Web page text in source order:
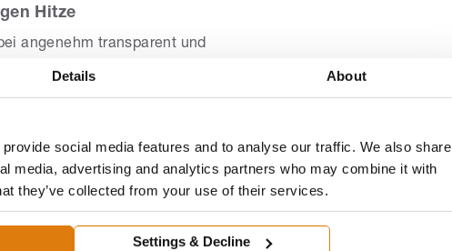
Details About
social media features and to analyse our traffic. We also share
media, advertising and analytics partners who may combine it with
they’ve collected from your use of their services.
Settings & Decline
Hitze
angenehm transparent und
Fassaden, große Fensterflächen
prüft bauliche Details wie Sturz- und
die sichere Montage – auf Wunsch
Funktion – vom platzsparenden